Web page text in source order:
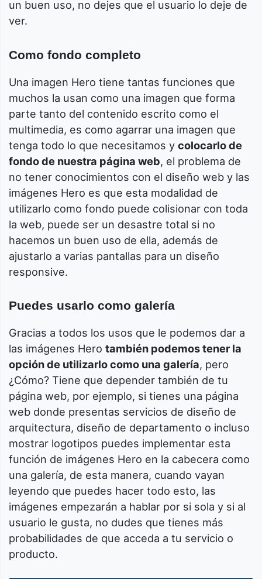
un buen uso, no dejes que el usuario lo deje de
ver.
Como fondo completo
Una imagen Hero tiene tantas funciones que
muchos la usan como una imagen que forma
parte tanto del contenido escrito como el
multimedia, es como agarrar una imagen que
tenga todo lo que necesitamos y colocarlo de
fondo de nuestra página web, el problema de
no tener conocimientos con el diseño web y las
imágenes Hero es que esta modalidad de
utilizarlo como fondo puede colisionar con toda
la web, puede ser un desastre total si no
hacemos un buen uso de ella, además de
ajustarlo a varias pantallas para un diseño
responsive.
Puedes usarlo como galería
Gracias a todos los usos que le podemos dar a
las imágenes Hero también podemos tener la
opción de utilizarlo como una galería, pero
¿Cómo? Tiene que depender también de tu
página web, por ejemplo, si tienes una página
web donde presentas servicios de diseño de
arquitectura, diseño de departamento o incluso
mostrar logotipos puedes implementar esta
función de imágenes Hero en la cabecera como
una galería, de esta manera, cuando vayan
leyendo que puedes hacer todo esto, las
imágenes empezarán a hablar por si sola y si al
usuario le gusta, no dudes que tienes más
probabilidades de que acceda a tu servicio o
producto.